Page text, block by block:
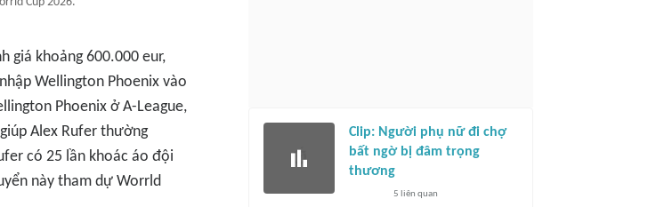
giá khoảng 600.000 eur,
Wellington Phoenix vào
Phoenix ở A-League,
Alex Rufer thường
có 25 lần khoác áo đội
này tham dự Worrld
Clip: Người phụ nữ đi chợ
bất ngờ bị đâm trọng
thương
5 liên quan